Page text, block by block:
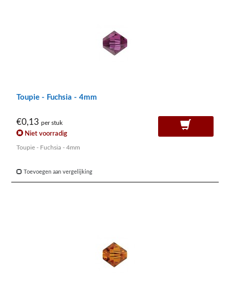
Toupie - Fuchsia - 4mm
€0,13 per stuk
Niet voorradig
Toupie - Fuchsia - 4mm
Toevoegen aan vergelijking